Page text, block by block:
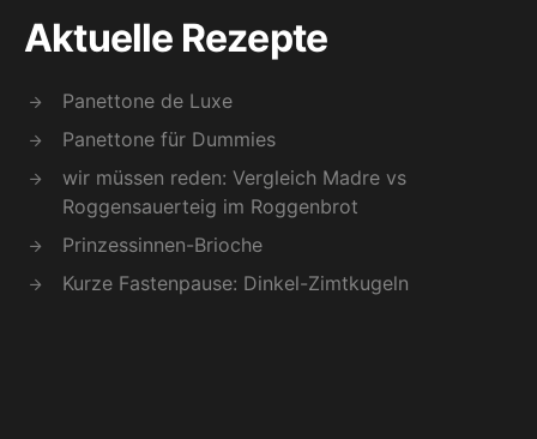
Aktuelle Rezepte
Panettone de Luxe
Panettone für Dummies
wir müssen reden: Vergleich Madre vs
Roggensauerteig im Roggenbrot
Prinzessinnen-Brioche
Kurze Fastenpause: Dinkel-Zimtkugeln